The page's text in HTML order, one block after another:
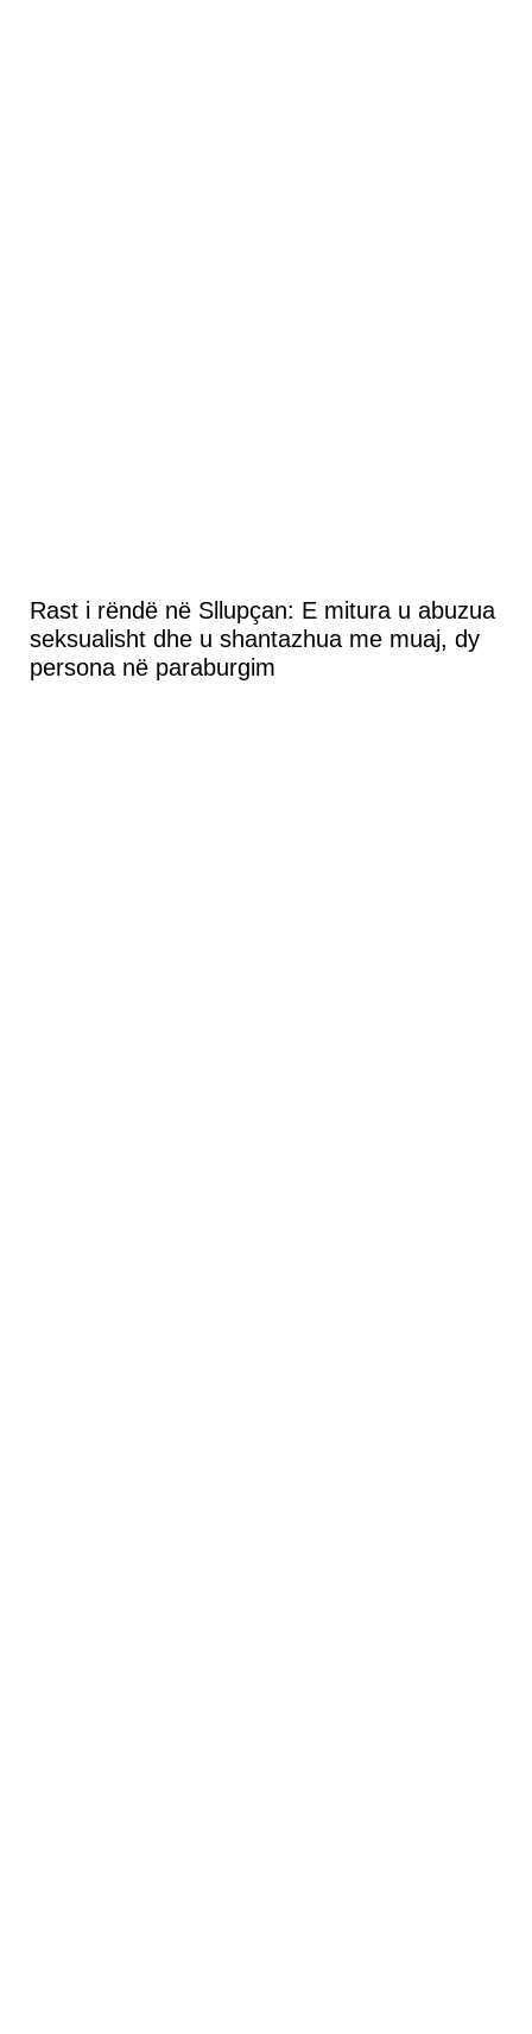
Rast i rëndë në Sllupçan: E mitura u abuzua
seksualisht dhe u shantazhua me muaj, dy
persona në paraburgim